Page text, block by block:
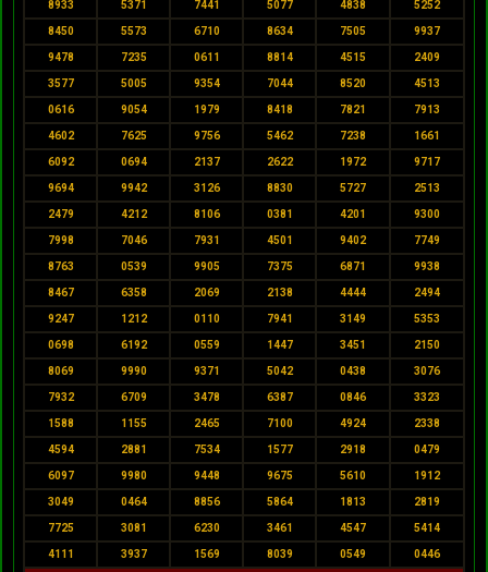
8933 5371 7441 5077 4838 5252
8450 5573 6710 8634 7505 9937
9478 7235 0611 8814 4515 2409
3577 5005 9354 7044 8520 4513
0616 9054 1979 8418 7821 7913
4602 7625 9756 5462 7238 1661
6092 0694 2137 2622 1972 9717
9694 9942 3126 8830 5727 2513
2479 4212 8106 0381 4201 9300
7998 7046 7931 4501 9402 7749
8763 0539 9905 7375 6871 9938
8467 6358 2069 2138 4444 2494
9247 1212 0110 7941 3149 5353
0698 6192 0559 1447 3451 2150
8069 9990 9371 5042 0438 3076
7932 6709 3478 6387 0846 3323
1588 1155 2465 7100 4924 2338
4594 2881 7534 1577 2918 0479
6097 9980 9448 9675 5610 1912
3049 0464 8856 5864 1813 2819
7725 3081 6230 3461 4547 5414
4111 3937 1569 8039 0549 0446